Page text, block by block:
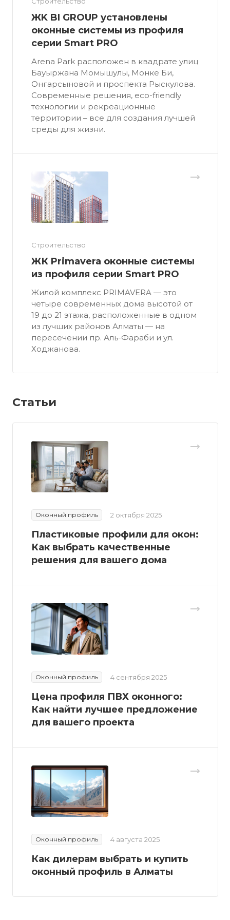
ЖK BI GROUP установлены
оконные системы из профиля
серии Smart PRO
Arena Park расположен в квадрате улиц
Бауыржана Момышулы, Монке Би,
Онгарсыновой и проспекта Рыскулова.
Современные решения, eco-friendly
технологии и рекреационные
территории – все для создания лучшей
среды для жизни.
Строительство
ЖК Primavera оконные системы
из профиля серии Smart PRO
Жилой комплекс PRIMAVERA — это
четыре современных дома высотой от
19 до 21 этажа, расположенные в одном
из лучших районов Алматы — на
пересечении пр. Аль-Фараби и ул.
Ходжанова.
Статьи
Оконный профиль 2 октября 2025
Пластиковые профили для окон:
Как выбрать качественные
решения для вашего дома
Оконный профиль 4 сентября 2025
Цена профиля ПВХ оконного:
Как найти лучшее предложение
для вашего проекта
Оконный профиль 4 августа 2025
Как дилерам выбрать и купить
оконный профиль в Алматы